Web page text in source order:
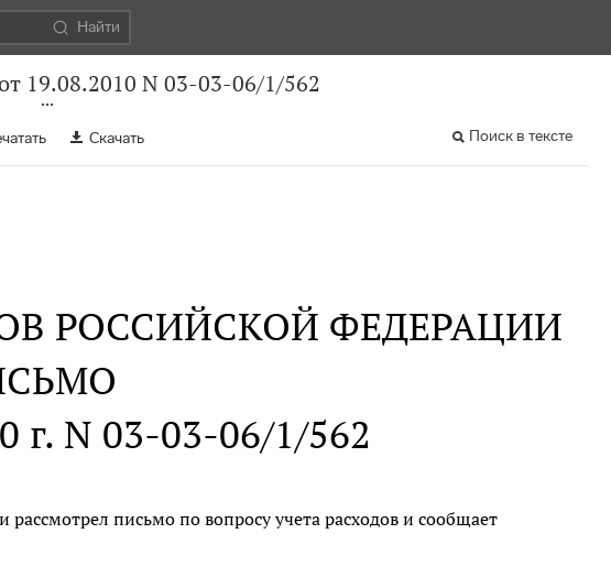
Найти
19.08.2010 N 03-03-06/1/562
Скачать Поиск в тексте
РОССИЙСКОЙ ФЕДЕРАЦИИ
г. N 03-03-06/1/562
письмо по вопросу учета расходов и сообщает